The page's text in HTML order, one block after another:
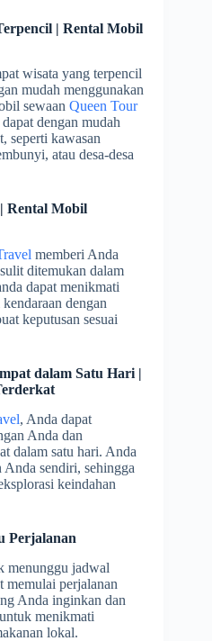
| Rental Mobil
wisata yang terpencil
mudah menggunakan
sewaan Queen Tour
dengan mudah
seperti kawasan
atau desa-desa
Rental Mobil
memberi Anda
ditemukan dalam
dapat menikmati
dengan
keputusan sesuai
dalam Satu Hari |
, Anda dapat
Anda dan
dalam satu hari. Anda
Anda sendiri, sehingga
keindahan
Perjalanan
menunggu jadwal
memulai perjalanan
Anda inginkan dan
menikmati
lokal.